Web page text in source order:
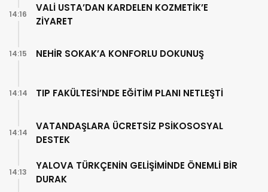
VALİ USTA’DAN KARDELEN KOZMETİK’E
ZİYARET
14:16
NEHİR SOKAK’A KONFORLU DOKUNUŞ
14:15
TIP FAKÜLTESİ’NDE EĞİTİM PLANI NETLEŞTİ
14:14
VATANDAŞLARA ÜCRETSİZ PSİKOSOSYAL
DESTEK
14:14
YALOVA TÜRKÇENİN GELİŞİMİNDE ÖNEMLİ BİR
DURAK
14:13